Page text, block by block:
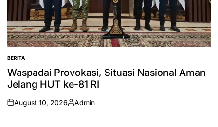
POSTED
IN
BERITA
Waspadai Provokasi, Situasi Nasional Aman
Jelang HUT ke-81 RI
on
August 10, 2026
Posted
Admin